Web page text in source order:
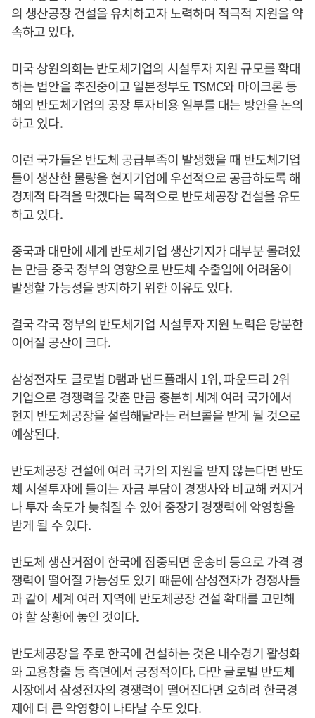
의 생산공장 건설을 유치하고자 노력하며 적극적 지원을 약
속하고 있다.
미국 상원의회는 반도체기업의 시설투자 지원 규모를 확대
하는 법안을 추진중이고 일본정부도 TSMC와 마이크론 등
해외 반도체기업의 공장 투자비용 일부를 대는 방안을 논의
하고 있다.
이런 국가들은 반도체 공급부족이 발생했을 때 반도체기업
들이 생산한 물량을 현지기업에 우선적으로 공급하도록 해
경제적 타격을 막겠다는 목적으로 반도체공장 건설을 유도
하고 있다.
중국과 대만에 세계 반도체기업 생산기지가 대부분 몰려있
는 만큼 중국 정부의 영향으로 반도체 수출입에 어려움이
발생할 가능성을 방지하기 위한 이유도 있다.
결국 각국 정부의 반도체기업 시설투자 지원 노력은 당분한
이어질 공산이 크다.
삼성전자도 글로벌 D램과 낸드플래시 1위, 파운드리 2위
기업으로 경쟁력을 갖춘 만큼 충분히 세계 여러 국가에서
현지 반도체공장을 설립해달라는 러브콜을 받게 될 것으로
예상된다.
반도체공장 건설에 여러 국가의 지원을 받지 않는다면 반도
체 시설투자에 들이는 자금 부담이 경쟁사와 비교해 커지거
나 투자 속도가 늦춰질 수 있어 중장기 경쟁력에 악영향을
받게 될 수 있다.
반도체 생산거점이 한국에 집중되면 운송비 등으로 가격 경
쟁력이 떨어질 가능성도 있기 때문에 삼성전자가 경쟁사들
과 같이 세계 여러 지역에 반도체공장 건설 확대를 고민해
야 할 상황에 놓인 것이다.
반도체공장을 주로 한국에 건설하는 것은 내수경기 활성화
와 고용창출 등 측면에서 긍정적이다. 다만 글로벌 반도체
시장에서 삼성전자의 경쟁력이 떨어진다면 오히려 한국경
제에 더 큰 악영향이 나타날 수도 있다.